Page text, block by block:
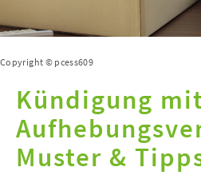
Copyright © pcess609
Kündigung
Muster &